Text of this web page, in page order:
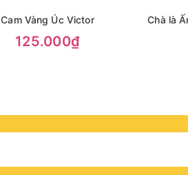
Cam Vàng Úc Victor
125.000₫
Chà là